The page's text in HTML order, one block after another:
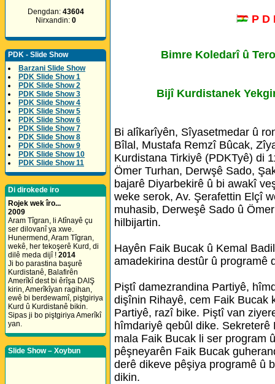
Dengdan: 43604
Nirxandin: 0
PDK - Slide Show
Barzani Slide Show
PDK Slide Show 1
PDK Slide Show 2
PDK Slide Show 3
PDK Slide Show 4
PDK Slide Show 5
PDK Slide Show 6
PDK Slide Show 7
PDK Slide Show 8
PDK Slide Show 9
PDK Slide Show 10
PDK Slide Show 11
Di dirokede iro
Rojek wek îro...
2009
Aram Tîgran, li Atînayê çu
ser dilovanî ya xwe.
Hunermend, Aram Tîgran,
wekê, her tekoşerê Kurd, di
dilê meda dijî ! 2014
Ji bo parastina başurê
Kurdistanê, Balafirên
Amerîkî dest bi êrîşa DAIŞ
kirin, Amerîkîyan ragihan,
ewê bi berdewamî, piştgiriya
Kurd û Kurdistanê bikin.
Sipas ji bo piştgiriya Amerîkî
yan.
Slide Show – Xoybun
P D
Bimre Koledarî û
Bijî Kurdistanek
Bi alîkarîyên, Sîyasetmedar û
Bîlal, Mustafa Remzî Bûcak,
Kurdistana Tirkiyê (PDKTyê) di
Ömer Turhan, Derwşê Sado,
bajarê Diyarbekirê û bi awakî
weke serok, Av. Şerafettin Elçî
muhasib, Derweşê Sado û
hilbijartin.
Hayên Faik Bucak û Kemal
amadekirina destûr û programê
Piştî damezrandina Partiyê,
dişînin Rihayê, cem Faik Bucak
Partiyê, razî bike. Piştî van
hîmdariyê qebûl dike.
mala Faik Bucak li ser program
pêşneyarên Faik Bucak
derê dikeve pêşiya programê û
dikin.